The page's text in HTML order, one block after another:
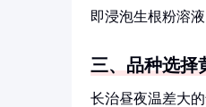
即浸泡生根粉溶液
三、品种选择
长治昼夜温差大